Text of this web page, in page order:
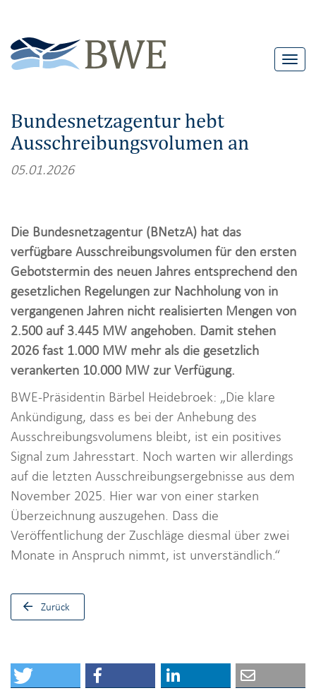
T
g
a
i
Bundesnetzagentur hebt
Ausschreibungsvolumen an
05.01.2026
Die Bundesnetzagentur (BNetzA) hat das
verfügbare Ausschreibungsvolumen für den ersten
Gebotstermin des neuen Jahres entsprechend den
gesetzlichen Regelungen zur Nachholung von in
vergangenen Jahren nicht realisierten Mengen von
2.500 auf 3.445 MW angehoben. Damit stehen
2026 fast 1.000 MW mehr als die gesetzlich
verankerten 10.000 MW zur Verfügung.
BWE-Präsidentin Bärbel Heidebroek: „Die klare
Ankündigung, dass es bei der Anhebung des
Ausschreibungsvolumens bleibt, ist ein positives
Signal zum Jahresstart. Noch warten wir allerdings
auf die letzten Ausschreibungsergebnisse aus dem
November 2025. Hier war von einer starken
Überzeichnung auszugehen. Dass die
Veröffentlichung der Zuschläge diesmal über zwei
Monate in Anspruch nimmt, ist unverständlich.“
Zurück